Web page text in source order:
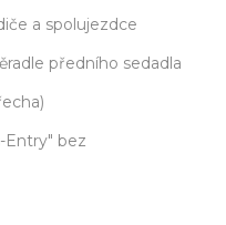
a spolujezdce
předního sedadla
Entry" bez